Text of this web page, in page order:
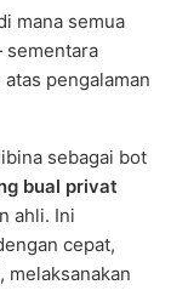
mana semua
atas pengalaman
sebagai bot
bual privat
ahli. Ini
cepat,
, melaksanakan